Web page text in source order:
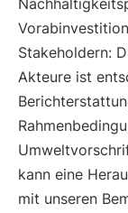
Stakeholdern:
Akteure ist
kann eine
mit unseren